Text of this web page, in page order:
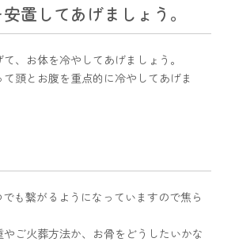
置してあげましょう。
、お体を冷やしてあげましょう。
頭とお腹を重点的に冷やしてあげま
も繋がるようになっていますので焦ら
ご火葬方法か、お骨をどうしたいかな